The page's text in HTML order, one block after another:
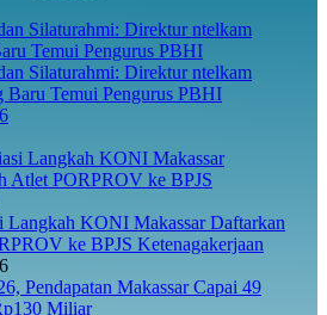
Silaturahmi: Direktur ntelkam
Baru Temui Pengurus PBHI
Langkah KONI Makassar Daftarkan
ke BPJS Ketenagakerjaan